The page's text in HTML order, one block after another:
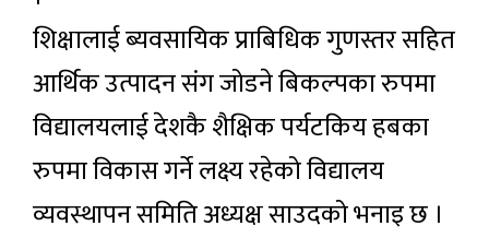
शिक्षालाई ब्यवसायिक प्राबिधिक गुणस्तर सहित
आर्थिक उत्पादन संग जोडने बिकल्पका रुपमा
विद्यालयलाई देशकै शैक्षिक पर्यटकिय हबका
रुपमा विकास गर्ने लक्ष्य रहेको विद्यालय
व्यवस्थापन समिति अध्यक्ष साउदको भनाइ छ ।